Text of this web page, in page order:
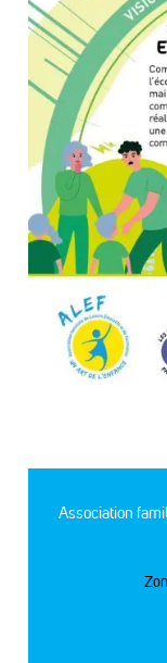
Association